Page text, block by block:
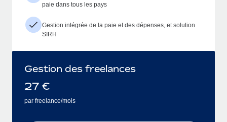
paie dans tous les pays
Gestion intégrée de la paie et des dépenses, et solution
SIRH
Gestion des freelances
27 €
par freelance/mois